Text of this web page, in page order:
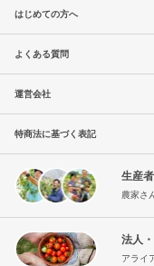
はじめての方へ
よくある質問
運営会社
特商法に基づく表記
生産
農家さ
法人
アライ